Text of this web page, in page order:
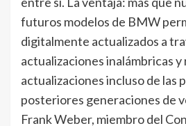
futuros modelos de BMW
digitalmente actualizados a
actualizaciones inalámbricas
actualizaciones incluso de las
posteriores generaciones de
Frank Weber, miembro del